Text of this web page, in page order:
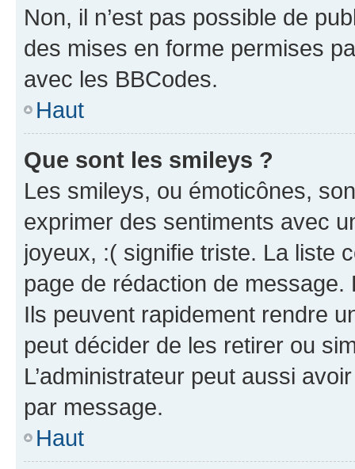
Non, il n’est pas possible de
des mises en forme permises
avec les BBCodes.
Haut
Que sont les smileys ?
Les smileys, ou émoticônes,
exprimer des sentiments avec
joyeux, :( signifie triste. La liste
page de rédaction de
Ils peuvent rapidement rendre
peut décider de les retirer ou
L’administrateur peut aussi
par message.
Haut